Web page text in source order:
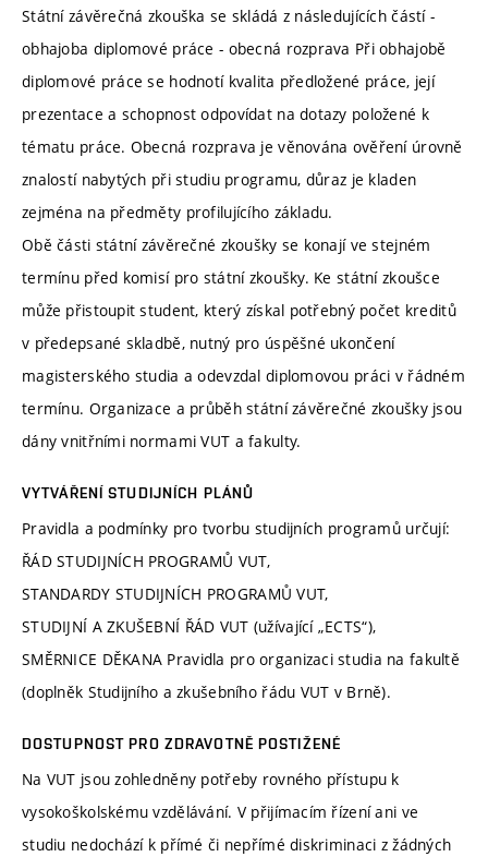
Státní závěrečná zkouška se skládá z následujících částí -
obhajoba diplomové práce - obecná rozprava Při obhajobě
diplomové práce se hodnotí kvalita předložené práce, její
prezentace a schopnost odpovídat na dotazy položené k
tématu práce. Obecná rozprava je věnována ověření úrovně
znalostí nabytých při studiu programu, důraz je kladen
zejména na předměty profilujícího základu.
Obě části státní závěrečné zkoušky se konají ve stejném
termínu před komisí pro státní zkoušky. Ke státní zkoušce
může přistoupit student, který získal potřebný počet kreditů
v předepsané skladbě, nutný pro úspěšné ukončení
magisterského studia a odevzdal diplomovou práci v řádném
termínu. Organizace a průběh státní závěrečné zkoušky jsou
dány vnitřními normami VUT a fakulty.
VYTVÁŘENÍ STUDIJNÍCH PLÁNŮ
Pravidla a podmínky pro tvorbu studijních programů určují:
ŘÁD STUDIJNÍCH PROGRAMŮ VUT,
STANDARDY STUDIJNÍCH PROGRAMŮ VUT,
STUDIJNÍ A ZKUŠEBNÍ ŘÁD VUT (užívající „ECTS“),
SMĚRNICE DĚKANA Pravidla pro organizaci studia na fakultě
(doplněk Studijního a zkušebního řádu VUT v Brně).
DOSTUPNOST PRO ZDRAVOTNĚ POSTIŽENÉ
Na VUT jsou zohledněny potřeby rovného přístupu k
vysokoškolskému vzdělávání. V přijímacím řízení ani ve
studiu nedochází k přímé či nepřímé diskriminaci z žádných